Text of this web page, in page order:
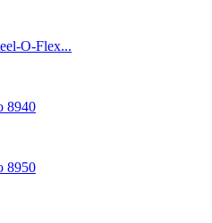
O-Flex...
8940
8950